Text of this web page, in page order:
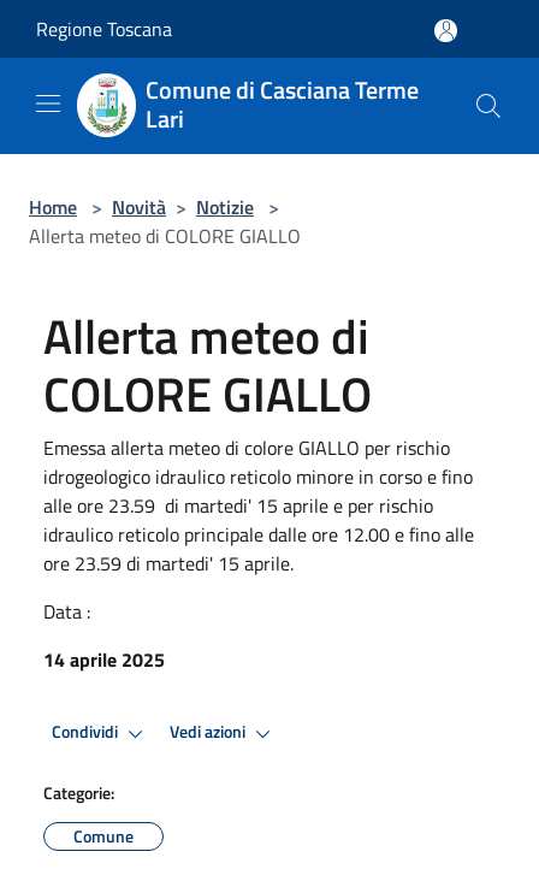
Regione Toscana
Comune di Casciana Terme
Lari
Home > Novità > Notizie >
Allerta meteo di COLORE GIALLO
Allerta meteo di
COLORE GIALLO
Emessa allerta meteo di colore GIALLO per rischio
idrogeologico idraulico reticolo minore in corso e fino
alle ore 23.59 di martedi' 15 aprile e per rischio
idraulico reticolo principale dalle ore 12.00 e fino alle
ore 23.59 di martedi' 15 aprile.
Data :
14 aprile 2025
Condividi Vedi azioni
Categorie:
Comune